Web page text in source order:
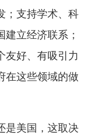
支持学术、科
立经济联系；
友好、有吸引力
在这些领域的做
是美国，这取决